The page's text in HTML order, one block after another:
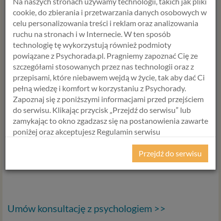
prawo do czucia się zranionym. Twoje doświadczenia mają
znaczenie i zasługujesz na to, by się nimi zająć.
Jesteś w stanie sobie pomóc. Jeśli czujesz, że ten temat
dotyczy ciebie możesz zacząć od małych kroków: zachęcam
do prowadzenia dziennika emocji, w którym zapisuje się to co
się danego dnia czuje i dlaczego. To pomoże nazwać te
"niewidzialne rany".
Pamiętaj też, że najlepszą formą pomocy jest szukanie
wsparcia. Daj sobie pozwolenie na to, by poprosić o pomoc
psychoterapeutę. Z jego pomocą, krok po kroku, można
nauczyć się dbać o siebie, budować poczucie bezpieczeństwa
Człowiek jest silniejszy, niż myśli, a proces leczenia jest
Umów konsultację z psychologiem >>
cookie, do zbierania i przetwarzania danych osobowych w
celu personalizowania treści i reklam oraz analizowania
ruchu na stronach i w Internecie. W ten sposób
technologię tę wykorzystują również podmioty
powiązane z Psychorada.pl. Pragniemy zapoznać Cię ze
szczegółami stosowanych przez nas technologii oraz z
przepisami, które niebawem wejdą w życie, tak aby dać Ci
pełną wiedzę i komfort w korzystaniu z Psychorady.
Zapoznaj się z poniższymi informacjami przed przejściem
do serwisu. Klikając przycisk „Przejdź do serwisu” lub
zamykając to okno zgadzasz się na postanowienia zawarte
poniżej oraz akceptujesz Regulamin serwisu
osób fizycznych w związku z przetwarzaniem danych
Przejdź do serwisu